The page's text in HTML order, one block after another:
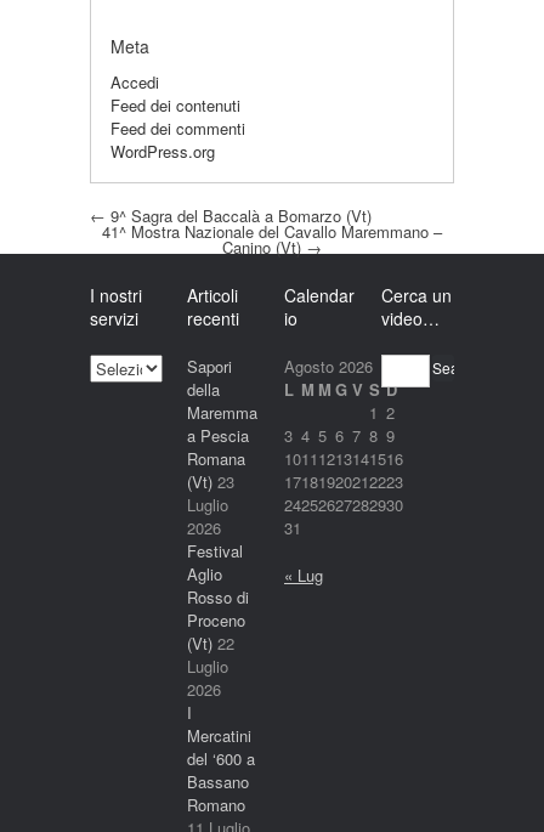
Meta
Accedi
Feed dei contenuti
Feed dei commenti
WordPress.org
Post navigation
← 9^ Sagra del Baccalà a Bomarzo (Vt)
41^ Mostra Nazionale del Cavallo Maremmano –
Canino (Vt) →
I nostri
servizi
nostri
Articoli
recenti
Sapori
della
Maremma
a Pescia
Romana
(Vt) 23
Luglio
2026
Festival
Aglio
Rosso di
Proceno
(Vt) 22
Luglio
2026
I
Mercatini
del ‘600 a
Bassano
Romano
Calendar
io
Agosto 2026
L M M G V S D
1 2
3 4 5 6 7 8 9
10111213141516
17181920212223
24252627282930
31
« Lug
Cerca un
video…